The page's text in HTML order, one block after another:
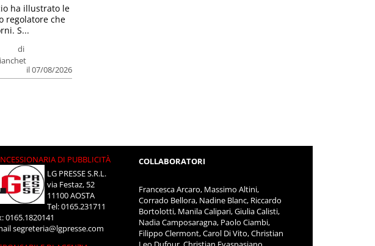
di
il 07/08/2026
ha illustrato le
regolatore che
S...
DI PUBBLICITÀ
LG PRESSE S.R.L.
via Festaz, 52
11100 AOSTA
Tel: 0165.231711
0165.1820141
segreteria@lgpresse.com
COLLABORATORI
Francesca Arcaro, Massimo Altini,
Corrado Bellora, Nadine Blanc, Riccardo
Bortolotti, Manila Calipari, Giulia Calisti,
Nadia Camposaragna, Paolo Ciambi,
Filippo Clermont, Carol Di Vito, Christian